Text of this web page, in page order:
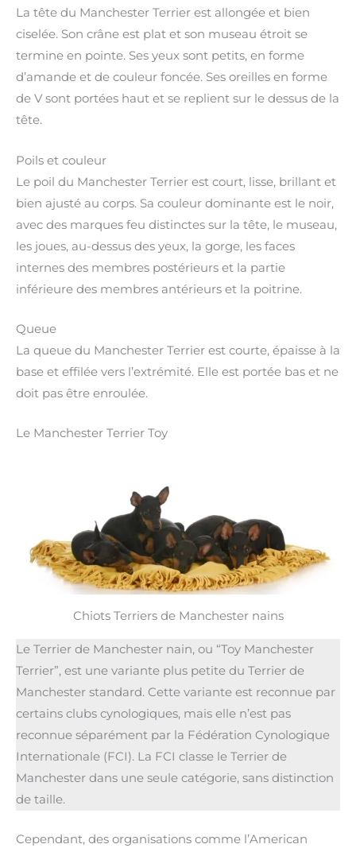
La tête du Manchester Terrier est allongée et bien
ciselée. Son crâne est plat et son museau étroit se
termine en pointe. Ses yeux sont petits, en forme
d’amande et de couleur foncée. Ses oreilles en forme
de V sont portées haut et se replient sur le dessus de la
tête.
Poils et couleur
Le poil du Manchester Terrier est court, lisse, brillant et
bien ajusté au corps. Sa couleur dominante est le noir,
avec des marques feu distinctes sur la tête, le museau,
les joues, au-dessus des yeux, la gorge, les faces
internes des membres postérieurs et la partie
inférieure des membres antérieurs et la poitrine.
Queue
La queue du Manchester Terrier est courte, épaisse à la
base et effilée vers l’extrémité. Elle est portée bas et ne
doit pas être enroulée.
Le Manchester Terrier Toy
Chiots Terriers de Manchester nains
Le Terrier de Manchester nain, ou “Toy Manchester
Terrier”, est une variante plus petite du Terrier de
Manchester standard. Cette variante est reconnue par
certains clubs cynologiques, mais elle n’est pas
reconnue séparément par la Fédération Cynologique
Internationale (FCI). La FCI classe le Terrier de
Manchester dans une seule catégorie, sans distinction
de taille.
Cependant, des organisations comme l’American